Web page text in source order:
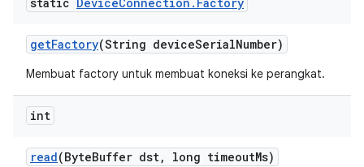
getFactory(String deviceSerialNumber)
Membuat factory untuk membuat koneksi ke perangkat.
int
read(ByteBuffer dst, long timeoutMs)